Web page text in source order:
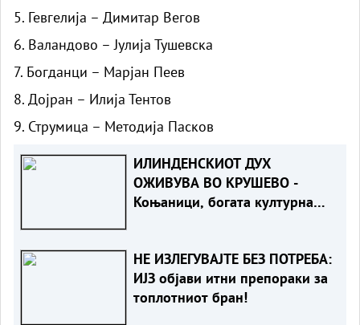
5. Гевгелија – Димитар Вегов
6. Валандово – Јулија Тушевска
7. Богданци – Марјан Пеев
8. Дојран – Илија Тентов
9. Струмица – Методија Пасков
ИЛИНДЕНСКИOT ДУХ
ОЖИВУВА ВО КРУШЕВО -
Коњаници, богата културна
НЕ ИЗЛЕГУВАЈТЕ БЕЗ ПОТРЕБА:
ИЈЗ објави итни препораки за
топлотниот бран!